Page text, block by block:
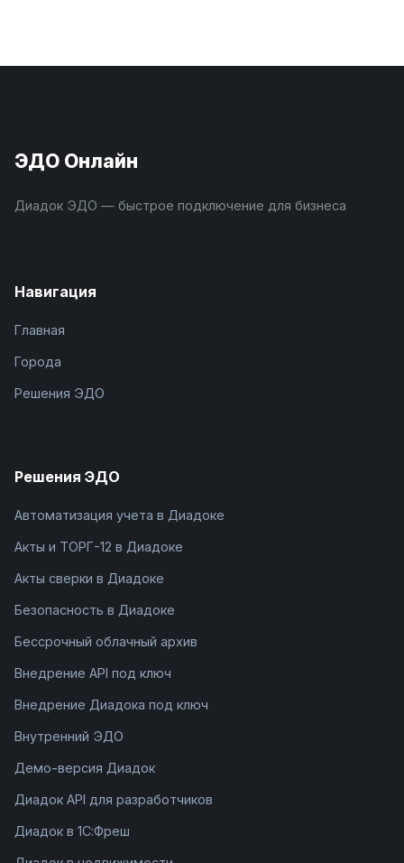
ЭДО Онлайн
Диадок ЭДО — быстрое подключение для бизнеса
Навигация
Главная
Города
Решения ЭДО
Решения ЭДО
Автоматизация учета в Диадоке
Акты и ТОРГ-12 в Диадоке
Акты сверки в Диадоке
Безопасность в Диадоке
Бессрочный облачный архив
Внедрение API под ключ
Внедрение Диадока под ключ
Внутренний ЭДО
Демо-версия Диадок
Диадок API для разработчиков
Диадок в 1С:Фреш